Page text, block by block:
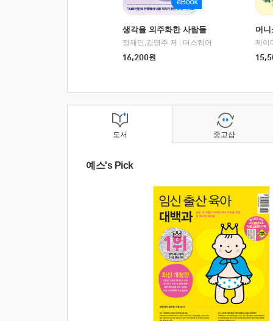
생각을 외주화한 사람들
정재민,김영주 저
더스퀘어
16,200원
머
도서
예스's Pick
중고샵